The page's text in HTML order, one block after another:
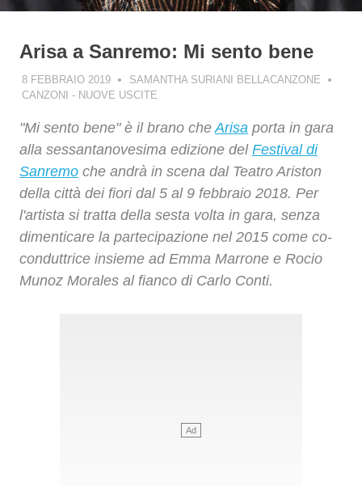
Arisa a Sanremo: Mi sento bene
8 FEBBRAIO 2019
SAMANTHA SURIANI BELLACANZONE
CANZONI - NUOVE USCITE
"Mi sento bene" è il brano che Arisa porta in gara
alla sessantanovesima edizione del Festival di
Sanremo che andrà in scena dal Teatro Ariston
della città dei fiori dal 5 al 9 febbraio 2018. Per
l'artista si tratta della sesta volta in gara, senza
dimenticare la partecipazione nel 2015 come co-
conduttrice insieme ad Emma Marrone e Rocio
Munoz Morales al fianco di Carlo Conti.